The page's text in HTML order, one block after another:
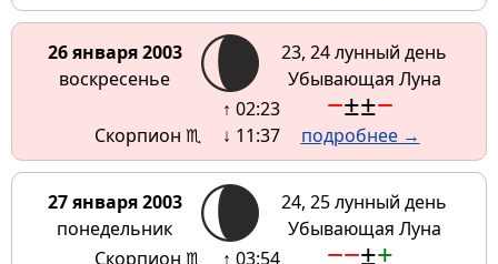
26 января 2003
воскресенье
23, 24 лунный день
Убывающая Луна
Скорпион ♏
↑ 02:23
↓ 11:37
−±±−
подробнее →
27 января 2003
понедельник
24, 25 лунный день
Убывающая Луна
Скорпион ♏
↑ 03:54
−−±+